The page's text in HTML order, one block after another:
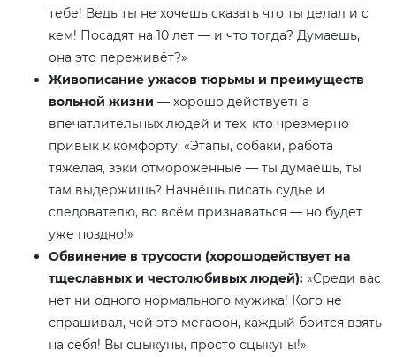
тебе! Ведь ты не хочешь сказать что ты делал и с
кем! Посадят на 10 лет — и что тогда? Думаешь,
она это переживёт?»
Живописание ужасов тюрьмы и преимуществ
вольной жизни — хорошо действуетна
впечатлительных людей и тех, кто чрезмерно
привык к комфорту: «Этапы, собаки, работа
тяжёлая, зэки отмороженные — ты думаешь, ты
там выдержишь? Начнёшь писать судье и
следователю, во всём признаваться — но будет
уже поздно!»
Обвинение в трусости (хорошодействует на
тщеславных и честолюбивых людей): «Среди вас
нет ни одного нормального мужика! Кого не
спрашивал, чей это мегафон, каждый боится взять
на себя! Вы сцыкуны, просто сцыкуны!»